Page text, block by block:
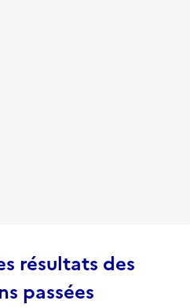
résultats des
passées